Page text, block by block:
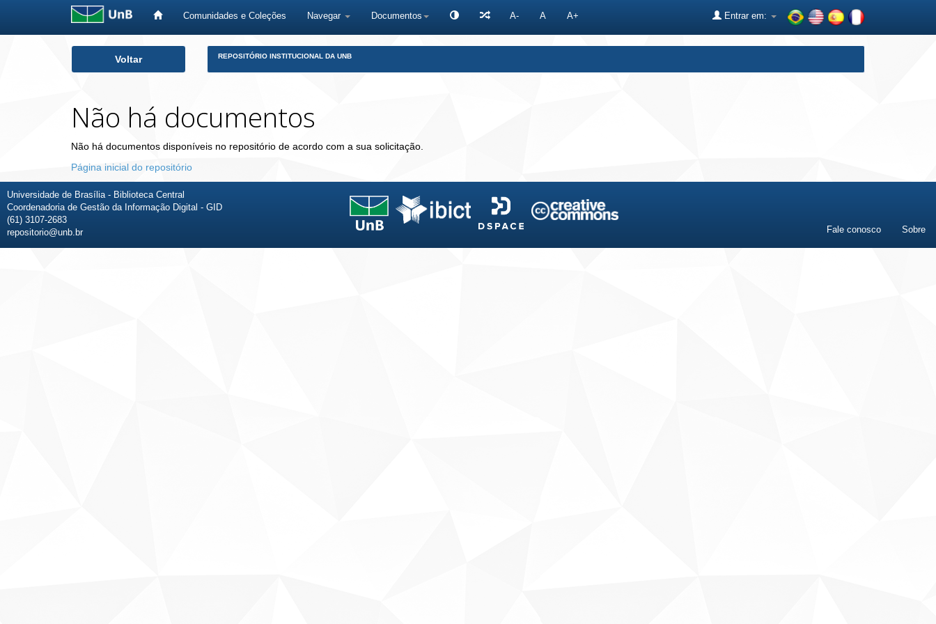
Comunidades e Coleções Navegar Documentos A- A A+ Entrar em:
Voltar REPOSITÓRIO INSTITUCIONAL DA UNB
Não há documentos
Não há documentos disponíveis no repositório de acordo com a sua solicitação.
Página inicial do repositório
Universidade de Brasília - Biblioteca Central
Coordenadoria de Gestão da Informação Digital - GID
(61) 3107-2683
repositorio@unb.br
Fale conosco Sobre